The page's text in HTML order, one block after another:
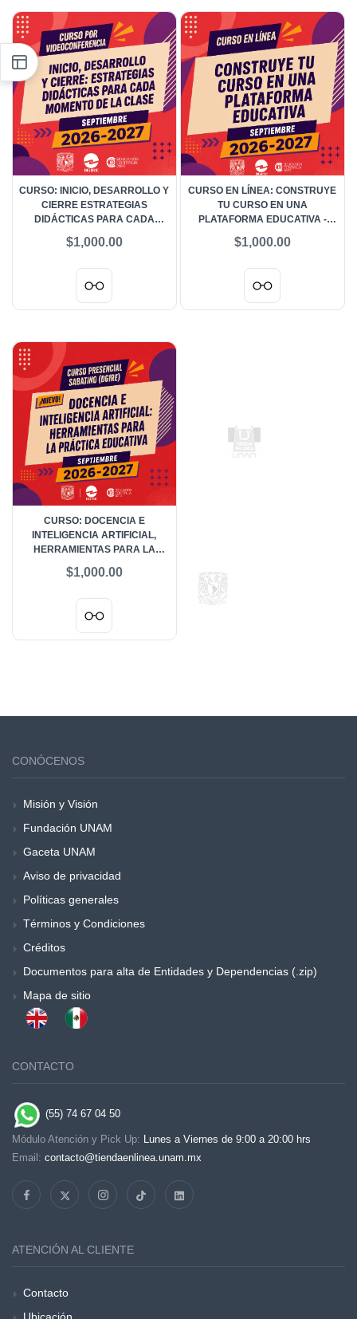
CURSO: INICIO, DESARROLLO Y
CIERRE ESTRATEGIAS
DIDÁCTICAS PARA CADA
SEPTIEMBRE 2026
$1,000.00
CURSO EN LÍNEA: CONSTRUYE
TU CURSO EN UNA
PLATAFORMA EDUCATIVA -
$1,000.00
CURSO: DOCENCIA E
INTELIGENCIA ARTIFICIAL,
HERRAMIENTAS PARA LA
SEPTIEMBRE 2026
$1,000.00
CONÓCENOS
Misión y Visión
Fundación UNAM
Gaceta UNAM
Aviso de privacidad
Políticas generales
Términos y Condiciones
Créditos
Documentos para alta de Entidades y Dependencias (.zip)
Mapa de sitio
CONTACTO
(55) 74 67 04 50
Módulo Atención y Pick Up: Lunes a Viernes de 9:00 a 20:00 hrs
Email: contacto@tiendaenlinea.unam.mx
ATENCIÓN AL CLIENTE
Contacto